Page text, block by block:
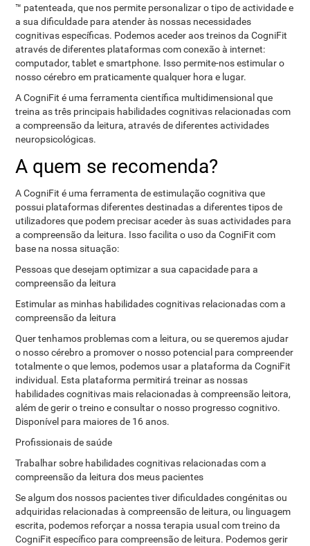
™ patenteada, que nos permite personalizar o tipo de actividade e
a sua dificuldade para atender às nossas necessidades
cognitivas específicas. Podemos aceder aos treinos da CogniFit
através de diferentes plataformas com conexão à internet:
computador, tablet e smartphone. Isso permite-nos estimular o
nosso cérebro em praticamente qualquer hora e lugar.
A CogniFit é uma ferramenta científica multidimensional que
treina as três principais habilidades cognitivas relacionadas com
a compreensão da leitura, através de diferentes actividades
neuropsicológicas.
A quem se recomenda?
A CogniFit é uma ferramenta de estimulação cognitiva que
possui plataformas diferentes destinadas a diferentes tipos de
utilizadores que podem precisar aceder às suas actividades para
a compreensão da leitura. Isso facilita o uso da CogniFit com
base na nossa situação:
Pessoas que desejam optimizar a sua capacidade para a
compreensão da leitura
Estimular as minhas habilidades cognitivas relacionadas com a
compreensão da leitura
Quer tenhamos problemas com a leitura, ou se queremos ajudar
o nosso cérebro a promover o nosso potencial para compreender
totalmente o que lemos, podemos usar a plataforma da CogniFit
individual. Esta plataforma permitirá treinar as nossas
habilidades cognitivas mais relacionadas à compreensão leitora,
além de gerir o treino e consultar o nosso progresso cognitivo.
Disponível para maiores de 16 anos.
Profissionais de saúde
Trabalhar sobre habilidades cognitivas relacionadas com a
compreensão da leitura dos meus pacientes
Se algum dos nossos pacientes tiver dificuldades congénitas ou
adquiridas relacionadas à compreensão de leitura, ou linguagem
escrita, podemos reforçar a nossa terapia usual com treino da
CogniFit específico para compreensão de leitura. Podemos gerir